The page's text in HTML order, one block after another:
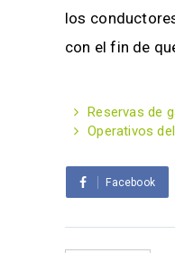
los
con el fin de
Reservas de
Operativos
Facebook